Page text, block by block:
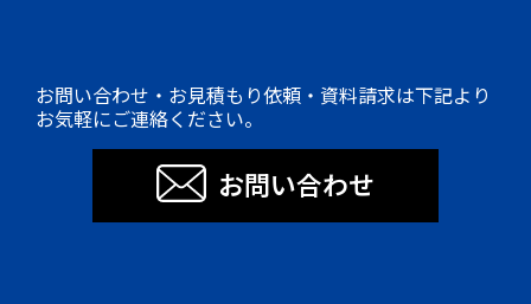
お問い合わせ・お見積もり依頼・資料請求は下記より
お気軽にご連絡ください。
お問い合わせ